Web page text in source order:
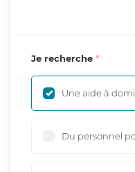
Je recherche
Une aide à
Du personnel